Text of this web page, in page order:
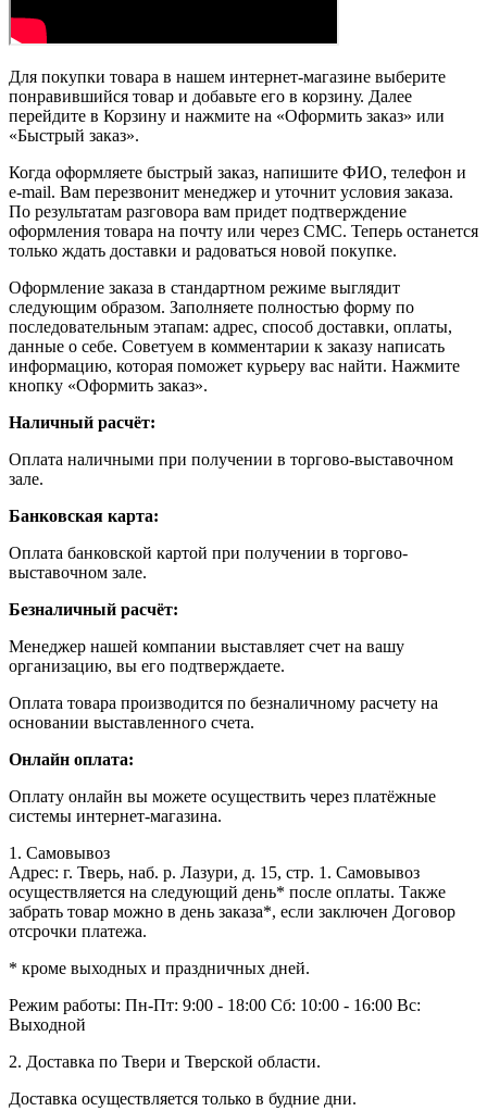
Для покупки товара в нашем интернет-магазине выберите
понравившийся товар и добавьте его в корзину. Далее
перейдите в Корзину и нажмите на «Оформить заказ» или
«Быстрый заказ».
Когда оформляете быстрый заказ, напишите ФИО, телефон и
e-mail. Вам перезвонит менеджер и уточнит условия заказа.
По результатам разговора вам придет подтверждение
оформления товара на почту или через СМС. Теперь останется
только ждать доставки и радоваться новой покупке.
Оформление заказа в стандартном режиме выглядит
следующим образом. Заполняете полностью форму по
последовательным этапам: адрес, способ доставки, оплаты,
данные о себе. Советуем в комментарии к заказу написать
информацию, которая поможет курьеру вас найти. Нажмите
кнопку «Оформить заказ».
Наличный расчёт:
Оплата наличными при получении в торгово-выставочном
зале.
Банковская карта:
Оплата банковской картой при получении в торгово-
выставочном зале.
Безналичный расчёт:
Менеджер нашей компании выставляет счет на вашу
организацию, вы его подтверждаете.
Оплата товара производится по безналичному расчету на
основании выставленного счета.
Онлайн оплата:
Оплату онлайн вы можете осуществить через платёжные
системы интернет-магазина.
1. Самовывоз
Адрес: г. Тверь, наб. р. Лазури, д. 15, стр. 1. Самовывоз
осуществляется на следующий день* после оплаты. Также
забрать товар можно в день заказа*, если заключен Договор
отсрочки платежа.
* кроме выходных и праздничных дней.
Режим работы: Пн-Пт: 9:00 - 18:00 Сб: 10:00 - 16:00 Вс:
Выходной
2. Доставка по Твери и Тверской области.
Доставка осуществляется только в будние дни.